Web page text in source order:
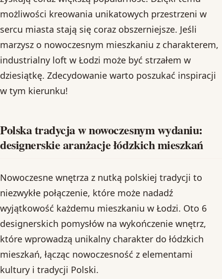
możliwości kreowania unikatowych przestrzeni w
sercu miasta stają się coraz obszerniejsze. Jeśli
marzysz o nowoczesnym mieszkaniu z charakterem,
industrialny loft w Łodzi może być strzałem w
dziesiątkę. Zdecydowanie warto poszukać inspiracji
w tym kierunku!
Polska tradycja w nowoczesnym wydaniu:
designerskie aranżacje łódzkich mieszkań
Nowoczesne wnętrza z nutką polskiej tradycji to
niezwykłe połączenie, które może nadadź
wyjątkowość każdemu mieszkaniu w Łodzi. Oto 6
designerskich pomysłów na wykończenie wnętrz,
które wprowadzą unikalny charakter do łódzkich
mieszkań, łącząc nowoczesność z elementami
kultury i tradycji Polski.